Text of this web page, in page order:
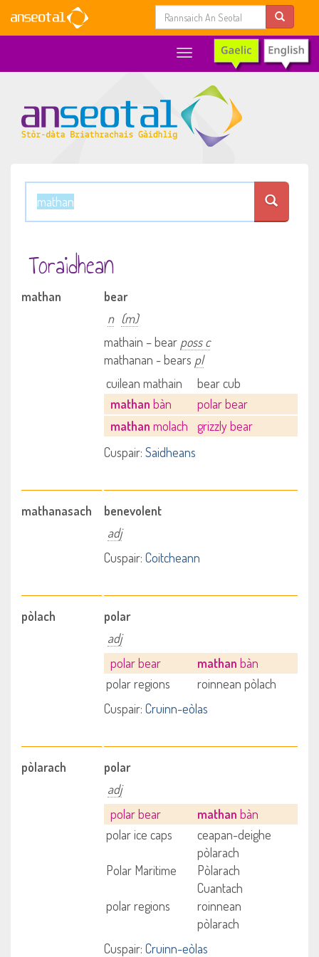
Toggle
navigation
Toraidhean
mathan
bear
n (m)
mathain – bear poss c
mathanan - bears pl
cuilean mathain
bear cub
mathan bàn
polar bear
mathan molach
grizzly bear
Cuspair: Saidheans
mathanasach
benevolent
adj
Cuspair: Coitcheann
pòlach
polar
adj
polar bear
mathan bàn
polar regions
roinnean pòlach
Cuspair: Cruinn-eòlas
pòlarach
polar
adj
polar bear
mathan bàn
polar ice caps
ceapan-deighe
pòlarach
Polar Maritime
Pòlarach
Cuantach
polar regions
roinnean
pòlarach
Cuspair: Cruinn-eòlas